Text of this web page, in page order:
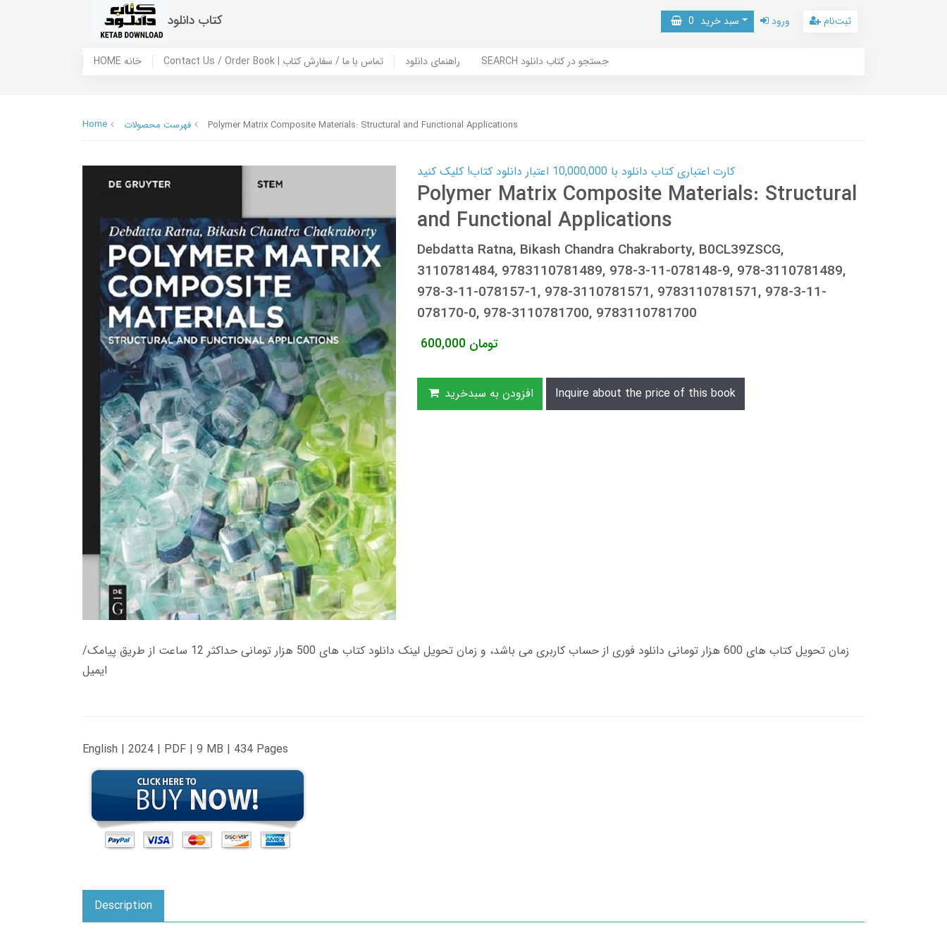
کتاب دانلود سبد خرید 0 ورود ثبت‌نام
HOME خانه Contact Us / Order Book | تماس با ما / سفارش کتاب راهنمای دانلود SEARCH جستجو در کتاب دانلود
Home فهرست محصولات Polymer Matrix Composite Materials: Structural and Functional Applications
کارت اعتباری کتاب دانلود با 10,000,000 اعتبار دانلود کتاب! کلیک کنید
Polymer Matrix Composite Materials: Structural
and Functional Applications
Debdatta Ratna, Bikash Chandra Chakraborty, B0CL39ZSCG,
3110781484, 9783110781489, 978-3-11-078148-9, 978-3110781489,
978-3-11-078157-1, 978-3110781571, 9783110781571, 978-3-11-
078170-0, 978-3110781700, 9783110781700
600,000 تومان
افزودن به سبدخرید Inquire about the price of this book
زمان تحویل کتاب های 600 هزار تومانی دانلود فوری از حساب کاربری می باشد، و زمان تحویل لینک دانلود کتاب های 500 هزار تومانی حداکثر 12 ساعت از طریق پیامک/
ایمیل
English | 2024 | PDF | 9 MB | 434 Pages
Description